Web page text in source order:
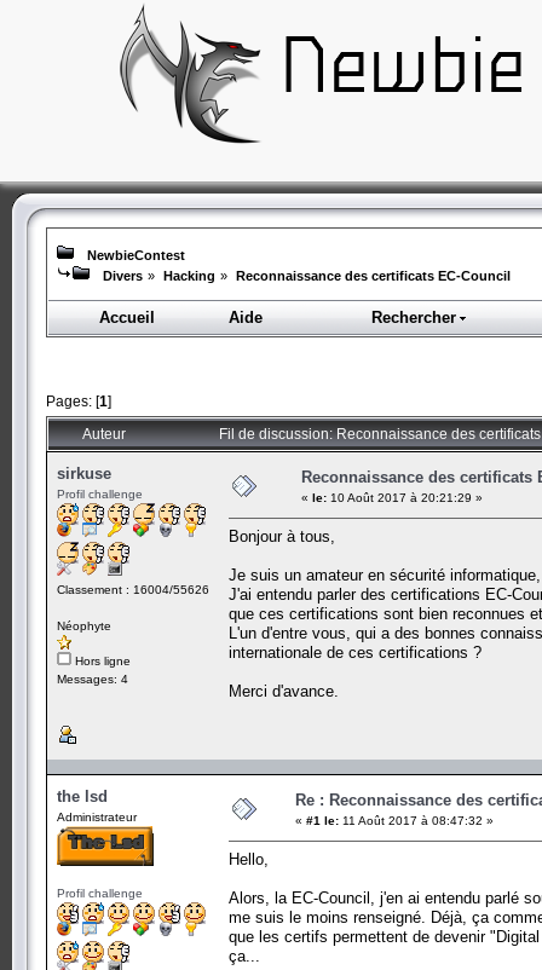
NewbieContest
Divers » Hacking » Reconnaissance des certificats EC-Council
Accueil Aide Rechercher
Pages: [1]
Auteur Fil de discussion: Reconnaissance des
sirkuse
Profil challenge
Classement : 16004/55626
Néophyte
Hors ligne
Messages: 4
Reconnaissance des certificats
« le: 10 Août 2017 à 20:21:29 »
Bonjour à tous,
Je suis un amateur en sécurité
J'ai entendu parler des certifications EC-
que ces certifications sont bien reconnues
L'un d'entre vous, qui a des bonnes
internationale de ces certifications ?
Merci d'avance.
the lsd
Administrateur
Profil challenge
Re : Reconnaissance des
« #1 le: 11 Août 2017 à 08:47:32 »
Hello,
Alors, la EC-Council, j'en ai entendu parlé
me suis le moins renseigné. Déjà, ça
que les certifs permettent de devenir
ça...